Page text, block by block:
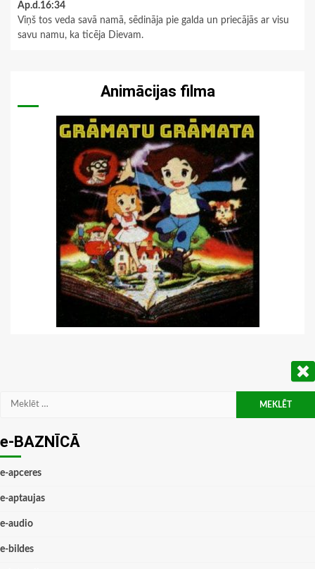
Ap.d.16:34
Viņš tos veda savā namā, sēdināja pie galda un priecājās ar visu
savu namu, ka ticēja Dievam.
Animācijas filma
Meklēt:
e-BAZNĪCĀ
e-apceres
e-aptaujas
e-audio
e-bildes